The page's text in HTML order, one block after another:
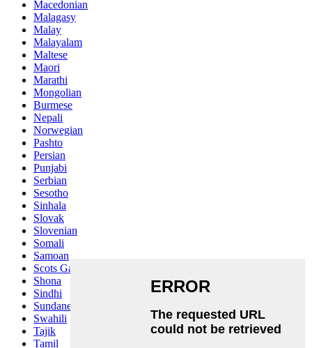
Macedonian
Malagasy
Malay
Malayalam
Maltese
Maori
Marathi
Mongolian
Burmese
Nepali
Norwegian
Pashto
Persian
Punjabi
Serbian
Sesotho
Sinhala
Slovak
Slovenian
Somali
Samoan
Scots Gaelic
Shona
Sindhi
Sundanese
Swahili
Tajik
Tamil